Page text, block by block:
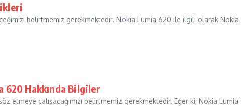
belirtmemiz gerekmektedir. Nokia Lumia 620 ile ilgili olarak Nokia
620 Hakkında Bilgiler
etmeye çalışacağımızı belirtmemiz gerekmektedir. Eğer ki, Nokia